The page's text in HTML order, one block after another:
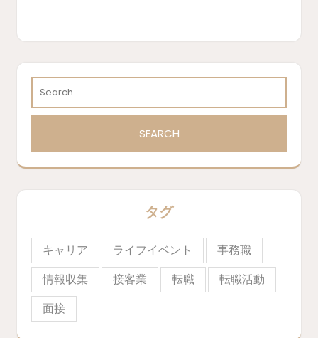
タグ
キャリア ライフイベント
事務職
情報収集
接客業 転職
転職活動
面接